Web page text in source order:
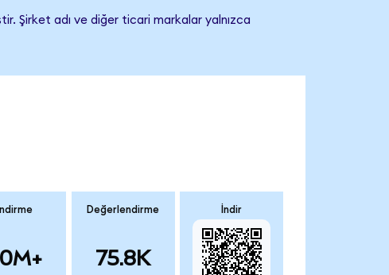
Şirket adı ve diğer ticari markalar yalnızca
İndirme Değerlendirme
75.8K
İndir